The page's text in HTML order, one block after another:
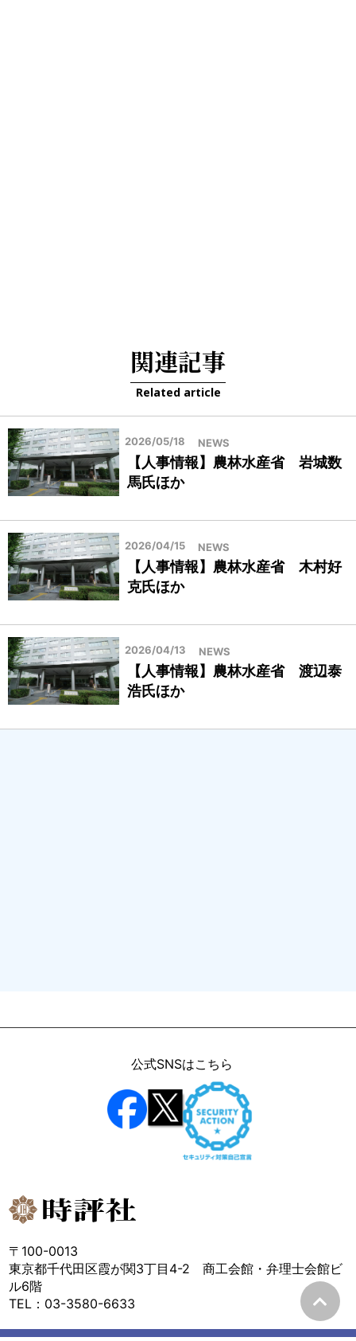
関連記事
Related article
2026/05/18 NEWS
【人事情報】農林水産省 岩城数
馬氏ほか
2026/04/15 NEWS
【人事情報】農林水産省 木村好
克氏ほか
2026/04/13 NEWS
【人事情報】農林水産省 渡辺泰
浩氏ほか
公式SNSはこちら
〒100-0013
東京都千代田区霞が関3丁目4-2 商工会館・弁理士会館ビ
ル6階
TEL：03-3580-6633